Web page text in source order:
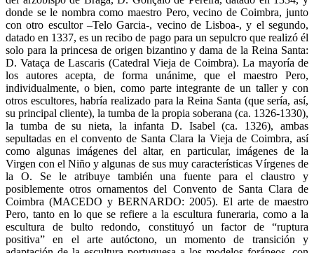
donde se le nombra como maestro Pero, vecino de Coimbra, junto
con otro escultor –Telo Garcia-, vecino de Lisboa-, y el segundo,
datado en 1337, es un recibo de pago para un sepulcro que realizó él
solo para la princesa de origen bizantino y dama de la Reina Santa:
D. Vataça de Lascaris (Catedral Vieja de Coimbra). La mayoría de
los autores acepta, de forma unánime, que el maestro Pero,
individualmente, o bien, como parte integrante de un taller y con
otros escultores, habría realizado para la Reina Santa (que sería, así,
su principal cliente), la tumba de la propia soberana (ca. 1326-1330),
la tumba de su nieta, la infanta D. Isabel (ca. 1326), ambas
sepultadas en el convento de Santa Clara la Vieja de Coimbra, así
como algunas imágenes del altar, en particular, imágenes de la
Virgen con el Niño y algunas de sus muy características Vírgenes de
la O. Se le atribuye también una fuente para el claustro y
posiblemente otros ornamentos del Convento de Santa Clara de
Coimbra (MACEDO y BERNARDO: 2005). El arte de maestro
Pero, tanto en lo que se refiere a la escultura funeraria, como a la
escultura de bulto redondo, constituyó un factor de “ruptura
positiva” en el arte autóctono, un momento de transición y